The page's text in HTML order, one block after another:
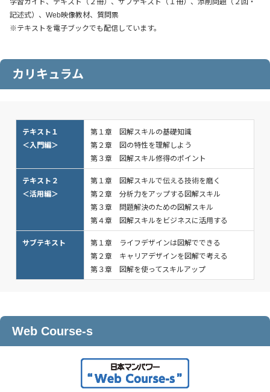
学習ガイド、テキスト（２冊）、サブテキスト（１冊）、添削問題（２回・
記述式）、Web映像教材、質問票
※テキストを電子ブックでも配信しています。
カリキュラム
テキスト１
＜入門編＞
第１章 図解スキルの基礎知識
第２章 図の特性を理解しよう
第３章 図解スキル修得のポイント
テキスト２
＜活用編＞
第１章 図解スキルで伝える技術を磨く
第２章 分析力をアップする図解スキル
第３章 問題解決のための図解スキル
第４章 図解スキルをビジネスに活用する
サブテキスト
第１章 ライフデザインは図解でできる
第２章 キャリアデザインを図解で考える
第３章 図解を使ってスキルアップ
Web Course-s